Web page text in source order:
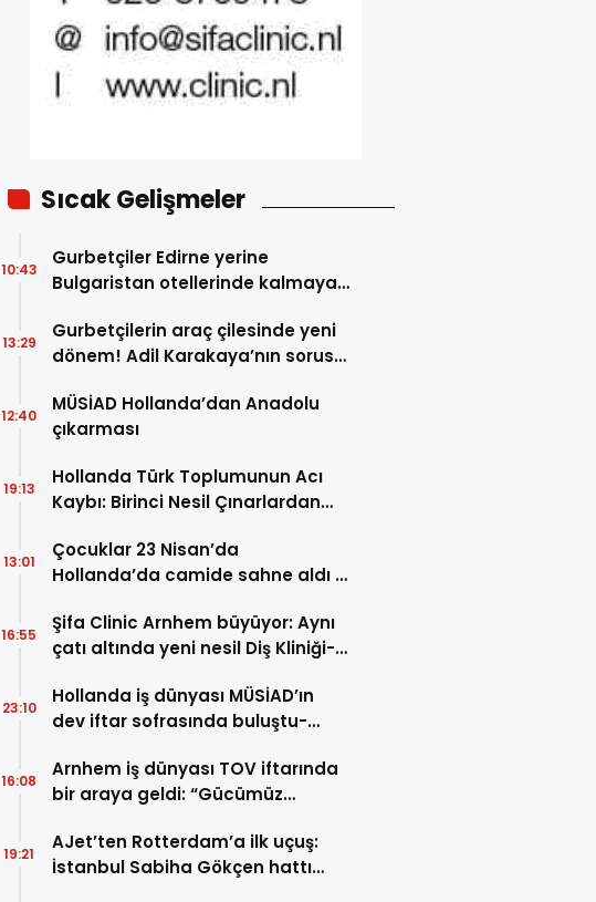
Sıcak Gelişmeler
Gurbetçiler Edirne yerine
Bulgaristan otellerinde kalmaya
10:43
Gurbetçilerin araç çilesinde yeni
dönem! Adil Karakaya’nın sorusu
13:29
MÜSİAD Hollanda’dan Anadolu
çıkarması
12:40
Hollanda Türk Toplumunun Acı
Kaybı: Birinci Nesil Çınarlardan
19:13
Çocuklar 23 Nisan’da
Hollanda’da camide sahne aldı –
13:01
Şifa Clinic Arnhem büyüyor: Aynı
çatı altında yeni nesil Diş Kliniği-
16:55
Hollanda iş dünyası MÜSİAD’ın
dev iftar sofrasında buluştu-
23:10
Arnhem iş dünyası TOV iftarında
bir araya geldi: “Gücümüz
16:08
AJet’ten Rotterdam’a ilk uçuş:
İstanbul Sabiha Gökçen hattı
19:21